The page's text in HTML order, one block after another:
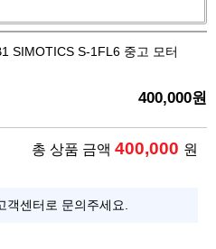
SIMOTICS S-1FL6 중고 모터
400,000원
총 상품 금액 400,000 원
객센터로 문의주세요.